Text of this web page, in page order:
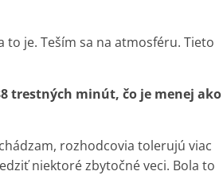
to je. Teším sa na atmosféru. Tieto
trestných minút, čo je menej ako
rozhodcovia tolerujú viac
niektoré zbytočné veci. Bola to